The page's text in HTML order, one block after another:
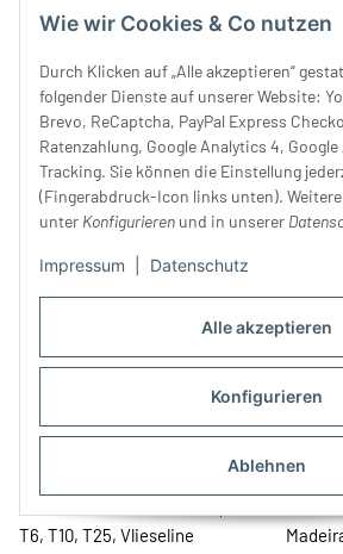
Alle akzeptieren
Konfigurieren
Ablehnen
Wie wir Cookies & Co nutzen
Durch Klicken auf „Alle akzeptieren“
folgender Dienste auf unserer Website:
Brevo, ReCaptcha, PayPal Express
Ratenzahlung, Google Analytics 4,
Tracking. Sie können die Einstellung
(Fingerabdruck-Icon links unten).
unter Konfigurieren und in unserer
Impressum Datenschutz
Nähfaden DENIM, 100 m,
Gütermann
3,70 €*
weiß
1,90 €*
T6, T10, T25, Vlieseline